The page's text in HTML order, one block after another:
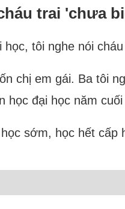
trai 'chưa
tôi nghe nói
chị em gái. Ba tôi
học đại học năm
sớm, học hết cấp